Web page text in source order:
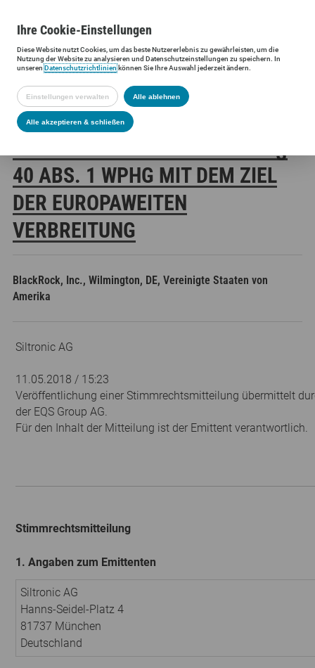
Siltronic AG Investoren Finanzmeldungen
SILTRONIC AG:
0 ABS. 1 WPHG MIT DEM ZIEL D
ER EUROPAWEITEN V
ERBREITUNG
BlackRock, Inc., Wilmington, DE, Vereinigte Staaten von
Amerika
Siltronic AG
11.05.2018 / 15:23
Veröffentlichung einer Stimmrechtsmitteilung übermittelt
der EQS Group AG.
Für den Inhalt der Mitteilung ist der Emittent verantwortlich.
Stimmrechtsmitteilung
1. Angaben zum Emittenten
Siltronic AG
Hanns-Seidel-Platz 4
81737 München
Deutschland
IhreCookie-Einstellungen
DieseWebsitenutzt Cookies, um das beste Nutzererlebnis zu gewährleisten, um die
Nutzung derWebsitezu analysieren und Datenschutzeinstellungen zu speichern. In
unserenDatenschutzrichtlinienkönnen Sie Ihre Auswahl jederzeit ändern.
Einstellungen verwalten Alle ablehnen
Alle akzeptieren & schließen